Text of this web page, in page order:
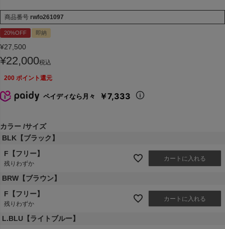
商品番号 rwfo261097
20%OFF 即納
¥27,500
¥22,000税込
200 ポイント還元
ペイディなら月々 ￥7,333
カラー サイズ
BLK【ブラック】
F【フリー】
残りわずか
カートに入れる
BRW【ブラウン】
F【フリー】
残りわずか
カートに入れる
L.BLU【ライトブルー】